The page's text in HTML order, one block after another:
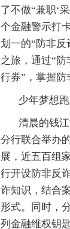
了不做“兼职‘
个金融警示打
划一的“防非
之旅，通过“防
行券”，掌握防
少年梦想
清晨的钱
分行联合举办
展，近五百组
行开设防非反
诈知识，结合
形式。同时，
列金融维权钥